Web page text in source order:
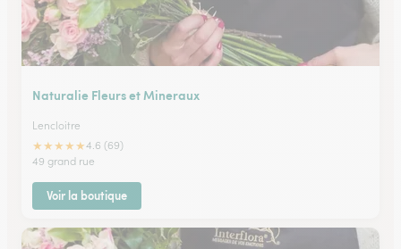
Naturalie Fleurs et Mineraux
Lencloitre
★★★★★4.6 (69)
49 grand rue
Voir la boutique